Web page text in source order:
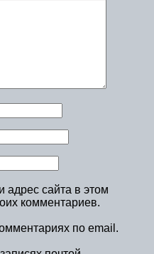
адрес сайта в этом
комментариев.
по email.